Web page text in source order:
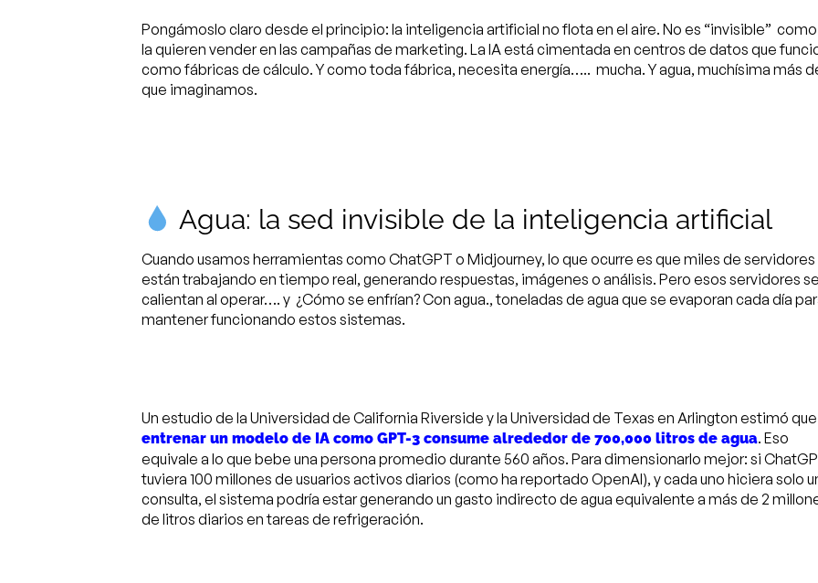
Pongámoslo claro desde el principio: la inteligencia artificial no flota en el aire. No es “invisible”
la quieren vender en las campañas de marketing. La IA está cimentada en centros de datos que
como fábricas de cálculo. Y como toda fábrica, necesita energía….. mucha. Y agua, muchísima más
que imaginamos.
Agua: la sed invisible de la inteligencia artificial
Cuando usamos herramientas como ChatGPT o Midjourney, lo que ocurre es que miles de servidores
están trabajando en tiempo real, generando respuestas, imágenes o análisis. Pero esos servidores
calientan al operar…. y ¿Cómo se enfrían? Con agua., toneladas de agua que se evaporan cada día
mantener funcionando estos sistemas.
Un estudio de la Universidad de California Riverside y la Universidad de Texas en Arlington estimó que
entrenar un modelo de IA como GPT-3 consume alrededor de 700,000 litros de agua. Eso
equivale a lo que bebe una persona promedio durante 560 años. Para dimensionarlo mejor: si
tuviera 100 millones de usuarios activos diarios (como ha reportado OpenAI), y cada uno hiciera solo
consulta, el sistema podría estar generando un gasto indirecto de agua equivalente a más de 2
de litros diarios en tareas de refrigeración.